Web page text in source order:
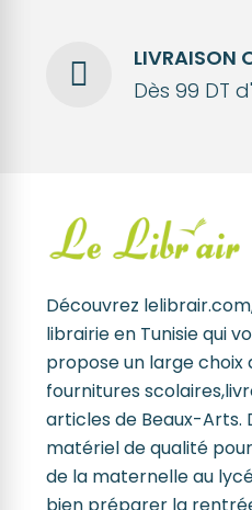
LIVRAISON
Dès 99 DT
Découvrez
librairie en Tunisie qui
propose un large choix
fournitures
articles de Beaux-Arts.
matériel de qualité
de la maternelle au
bien préparer la